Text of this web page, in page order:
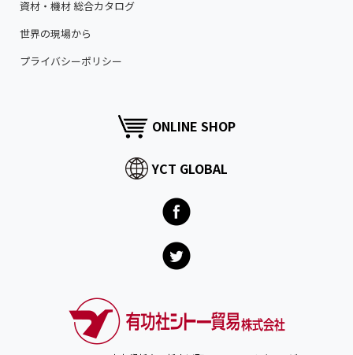
資材・機材 総合カタログ
世界の現場から
プライバシーポリシー
ONLINE SHOP
YCT GLOBAL